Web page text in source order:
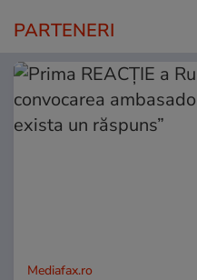
PARTENERI
Mediafax.ro